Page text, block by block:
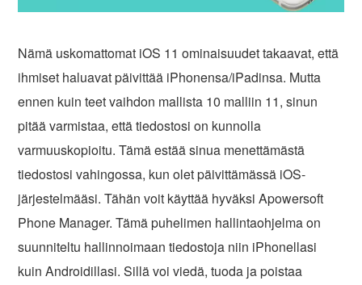
Nämä uskomattomat iOS 11 ominaisuudet takaavat, että
ihmiset haluavat päivittää iPhonensa/iPadinsa. Mutta
ennen kuin teet vaihdon mallista 10 malliin 11, sinun
pitää varmistaa, että tiedostosi on kunnolla
varmuuskopioitu. Tämä estää sinua menettämästä
tiedostosi vahingossa, kun olet päivittämässä iOS-
järjestelmääsi. Tähän voit käyttää hyväksi Apowersoft
Phone Manager. Tämä puhelimen hallintaohjelma on
suunniteltu hallinnoimaan tiedostoja niin iPhonellasi
kuin Androidillasi. Sillä voi viedä, tuoda ja poistaa